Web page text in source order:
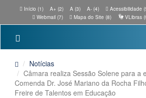
Início (1) A+ (2) A (3) A- (4) Acessibilidade
Webmail (7)
Mapa do Site (8) VLibras
Notícias
Câmara realiza Sessão Solene para a
Comenda Dr. José Mariano da Rocha
Freire de Talentos em Educação